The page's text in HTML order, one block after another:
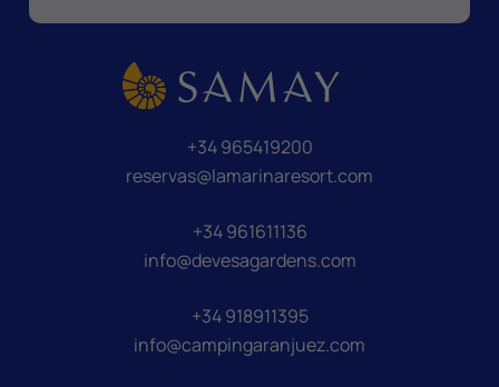
+34 965419200
reservas@lamarinaresort.com
+34 961611136
info@devesagardens.com
+34 918911395
info@campingaranjuez.com